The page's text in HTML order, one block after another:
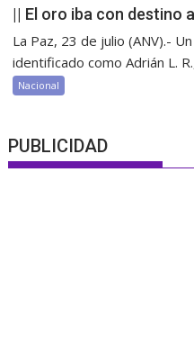
|| El oro iba con destino
La Paz, 23 de julio (ANV).-
identificado como Adrián L.
Nacional
PUBLICIDAD